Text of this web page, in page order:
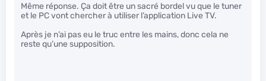
Même réponse. Ça doit être un sacré bordel vu que le tuner
et le PC vont chercher à utiliser l’application Live TV.
Après je n’ai pas eu le truc entre les mains, donc cela ne
reste qu’une supposition.